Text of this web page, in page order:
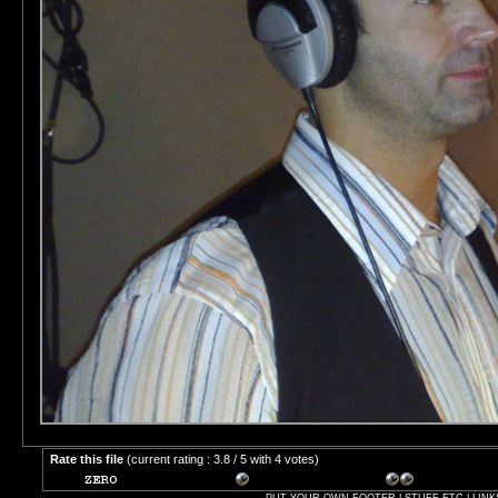
Rate this file (current rating : 3.8 / 5 with 4 votes)